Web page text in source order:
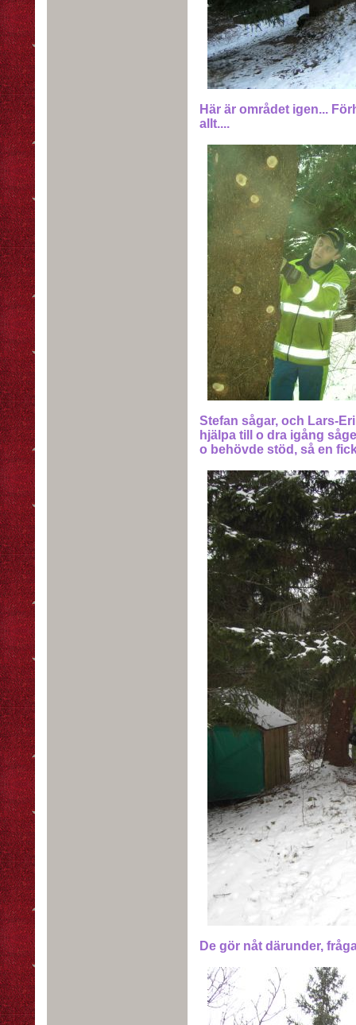
Här är området igen...
allt....
Stefan sågar, och Lars-
hjälpa till o dra igång
o behövde stöd, så en
De gör nåt därunder,